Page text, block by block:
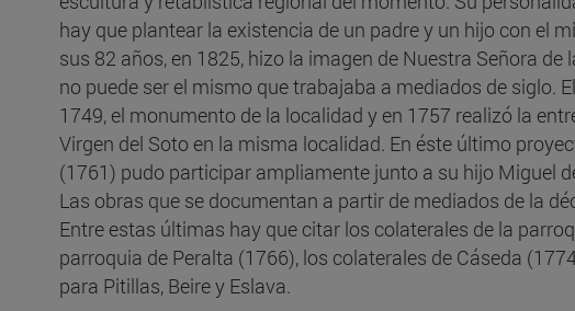
hay que plantear la existencia de un padre y un hijo con el
sus 82 años, en 1825, hizo la imagen de Nuestra Señora
no puede ser el mismo que trabajaba a mediados de siglo.
1749, el monumento de la localidad y en 1757 realizó la
Virgen del Soto en la misma localidad. En éste último
(1761) pudo participar ampliamente junto a su hijo Miguel
Las obras que se documentan a partir de mediados de la
Entre estas últimas hay que citar los colaterales de la
parroquia de Peralta (1766), los colaterales de Cáseda
para Pitillas, Beire y Eslava.